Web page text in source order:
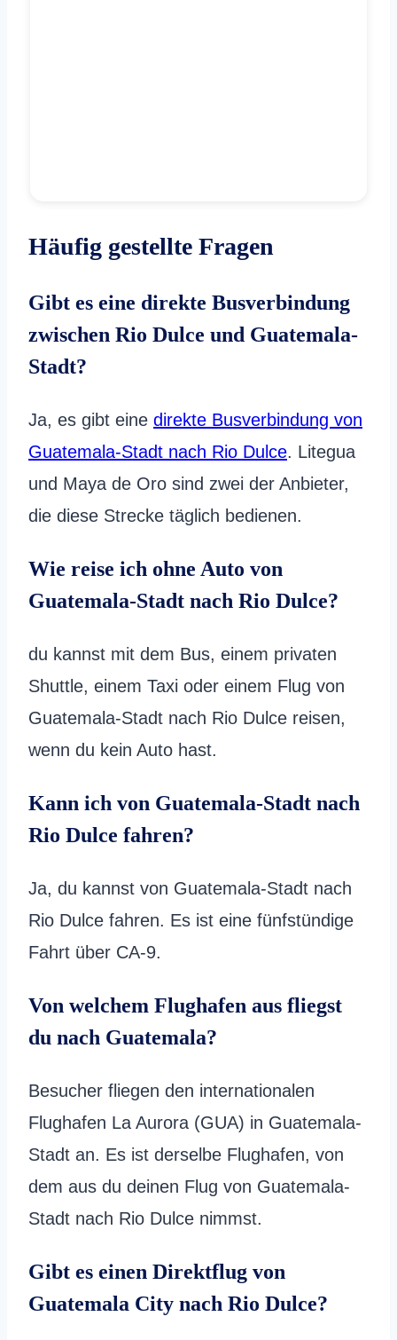
Häufig gestellte Fragen
Gibt es eine direkte Busverbindung
zwischen Rio Dulce und Guatemala-
Stadt?
Ja, es gibt eine direkte Busverbindung von
Guatemala-Stadt nach Rio Dulce. Litegua
und Maya de Oro sind zwei der Anbieter,
die diese Strecke täglich bedienen.
Wie reise ich ohne Auto von
Guatemala-Stadt nach Rio Dulce?
du kannst mit dem Bus, einem privaten
Shuttle, einem Taxi oder einem Flug von
Guatemala-Stadt nach Rio Dulce reisen,
wenn du kein Auto hast.
Kann ich von Guatemala-Stadt nach
Rio Dulce fahren?
Ja, du kannst von Guatemala-Stadt nach
Rio Dulce fahren. Es ist eine fünfstündige
Fahrt über CA-9.
Von welchem Flughafen aus fliegst
du nach Guatemala?
Besucher fliegen den internationalen
Flughafen La Aurora (GUA) in Guatemala-
Stadt an. Es ist derselbe Flughafen, von
dem aus du deinen Flug von Guatemala-
Stadt nach Rio Dulce nimmst.
Gibt es einen Direktflug von
Guatemala City nach Rio Dulce?